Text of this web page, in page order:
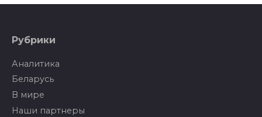
Рубрики
Аналитика
Беларусь
В мире
Наши партнеры